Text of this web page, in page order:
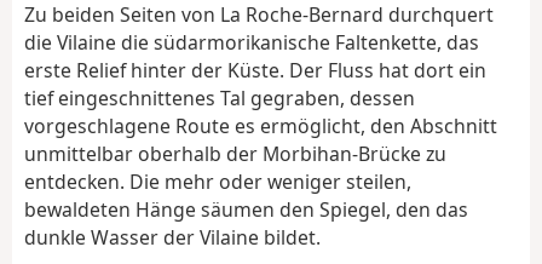
o
Zu beiden Seiten von La Roche-Bernard durchquert
die Vilaine die südarmorikanische Faltenkette, das
erste Relief hinter der Küste. Der Fluss hat dort ein
tief eingeschnittenes Tal gegraben, dessen
vorgeschlagene Route es ermöglicht, den Abschnitt
unmittelbar oberhalb der Morbihan-Brücke zu
entdecken. Die mehr oder weniger steilen,
bewaldeten Hänge säumen den Spiegel, den das
dunkle Wasser der Vilaine bildet.